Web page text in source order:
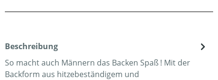
Beschreibung
So macht auch Männern das Backen Spaß ! Mit der
Backform aus hitzebeständigem und